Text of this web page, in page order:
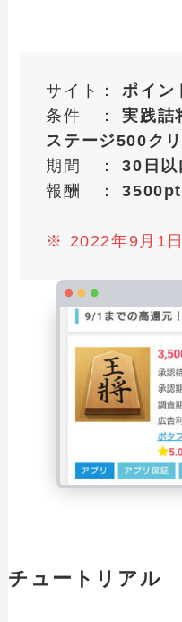
サイト：ポイン
条件 ：実践詰
ステージ500ク
期間 ：30日以
報酬 ：
※ 2022年9月1
チュートリアル